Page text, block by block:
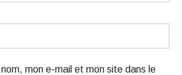
mon e-mail et mon site dans le